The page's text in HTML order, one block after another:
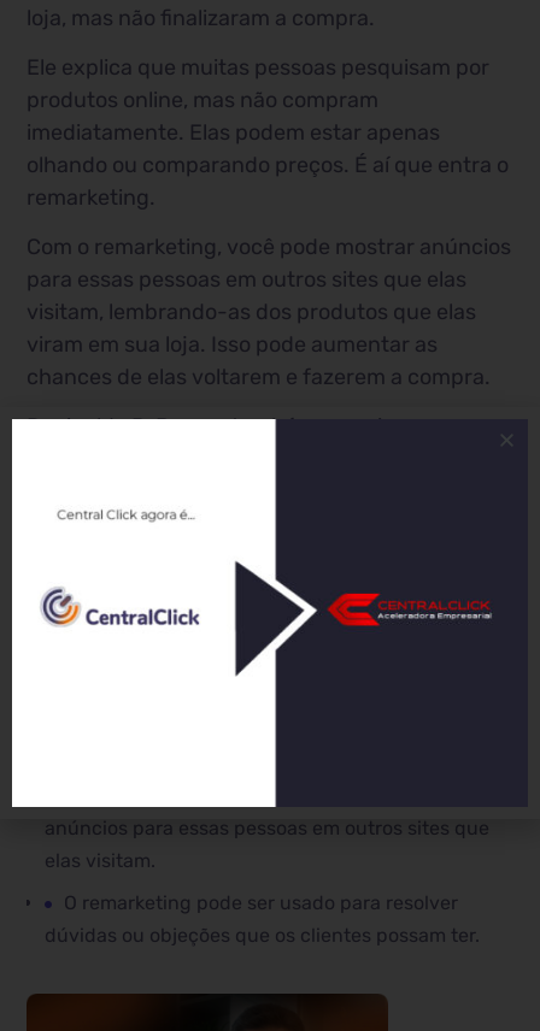
loja, mas não finalizaram a compra.
Ele explica que muitas pessoas pesquisam por
produtos online, mas não compram
imediatamente. Elas podem estar apenas
olhando ou comparando preços. É aí que entra o
remarketing.
Com o remarketing, você pode mostrar anúncios
para essas pessoas em outros sites que elas
visitam, lembrando-as dos produtos que elas
viram em sua loja. Isso pode aumentar as
chances de elas voltarem e fazerem a compra.
Reginaldo P. Borges também menciona que o
Ao mostrar anúncios personalizados, você pode
responder às perguntas dos clientes e
convencê-los a comprar.
anúncios para essas pessoas em outros sites que
elas visitam.
O remarketing pode ser usado para resolver
dúvidas ou objeções que os clientes possam ter.